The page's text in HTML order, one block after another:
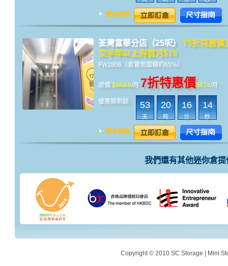
荃灣富華分店（25呎）75折特惠價
交半年以上有首月$10
FW2806（倉實用面積約65%）
原價$962.5/月 7折特惠價$674/月
優惠期剩餘 53
天
20
時
16
分
14
秒
我們還有其他迷你倉
Copyright © 2010 SC Storage | Mini